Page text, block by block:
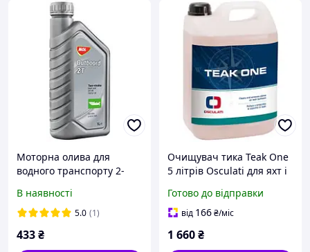
Моторна олива для
водного транспорту 2-
1L ( TC-W3)
В наявності
5.0 (1)
433₴
Очищувач тика Teak One
5 літрів Osculati для яхт і
плям масла і бруду
Готово до відправки
від 166₴/міс
1 660₴